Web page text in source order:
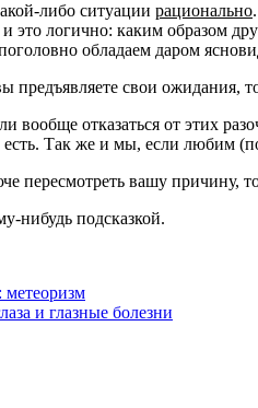
либо ситуации рационально
это логично: каким образом
обладаем даром
предъявляете свои ожидания,
вообще отказаться от этих
Так же и мы, если любим
пересмотреть вашу причину,
нибудь подсказкой.
метеоризм
и глазные болезни